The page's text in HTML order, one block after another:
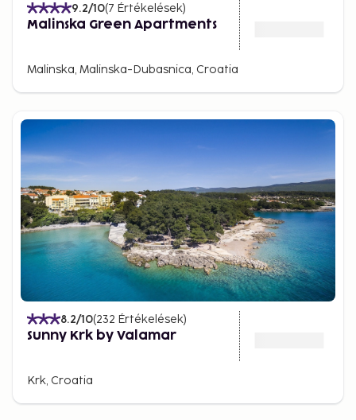
9.2/10(7 Értékelések)
Malinska Green Apartments
Malinska, Malinska-Dubasnica, Croatia
8.2/10(232 Értékelések)
Sunny Krk by Valamar
Krk, Croatia